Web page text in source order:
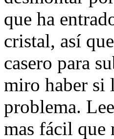
que ha
cristal, así
casero para
miro haber si
problema.
mas fácil que